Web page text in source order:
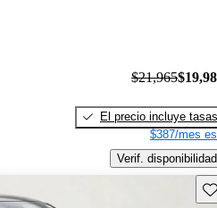
$21,965
El precio incluye tasas
$387/mes
Verif. disponibilidad